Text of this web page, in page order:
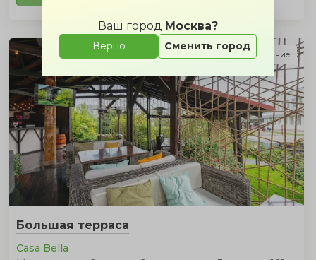
Ваш город Москва?
Верно Сменить город
Большая терраса
Casa Bella
Подарок за бронирование